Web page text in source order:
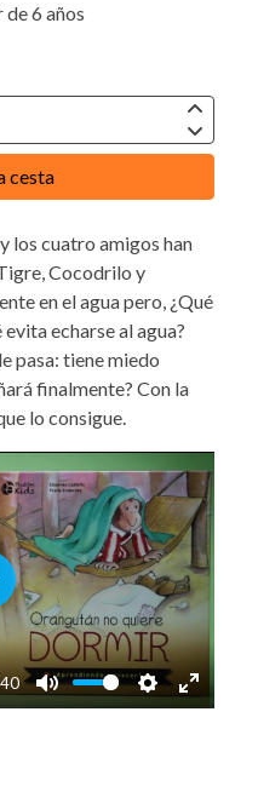
6 años
cesta
los cuatro amigos han
Cocodrilo y
en el agua pero, ¿Qué
echarse al agua?
pasa: tiene miedo
finalmente? Con la
lo consigue.
Mute Settings
Enter